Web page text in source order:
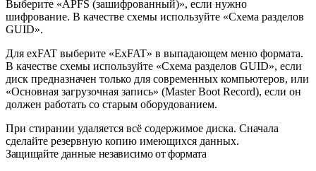
Выберите «APFS (зашифрованный)», если нужно
шифрование. В качестве схемы используйте «Схема разделов
GUID».
Для exFAT выберите «ExFAT» в выпадающем меню формата.
В качестве схемы используйте «Схема разделов GUID», если
диск предназначен только для современных компьютеров, или
«Основная загрузочная запись» (Master Boot Record), если он
должен работать со старым оборудованием.
При стирании удаляется всё содержимое диска. Сначала
сделайте резервную копию имеющихся данных.
Защищайте данные независимо от формата